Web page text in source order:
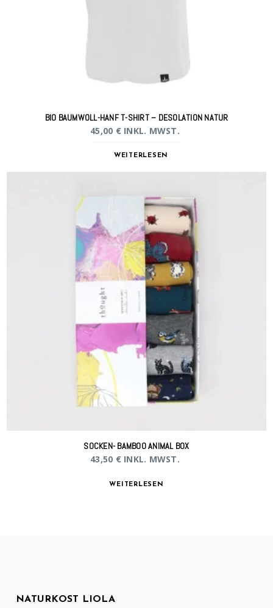
BIO BAUMWOLL-HANF T-SHIRT – DESOLATION NATUR
45,00 € INKL. MWST.
WEITERLESEN
SOCKEN- BAMBOO ANIMAL BOX
43,50 € INKL. MWST.
WEITERLESEN
NATURKOST LIOLA